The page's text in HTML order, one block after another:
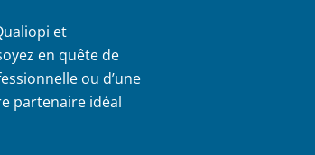
et
en quête de
ou d’une
partenaire idéal